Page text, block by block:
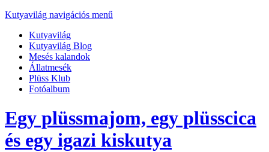
Kutyavilág navigációs menű
Kutyavilág
Kutyavilág Blog
Mesés kalandok
Állatmesék
Plüss Klub
Fotóalbum
Egy plüssmajom, egy plüsscica
és egy igazi kiskutya